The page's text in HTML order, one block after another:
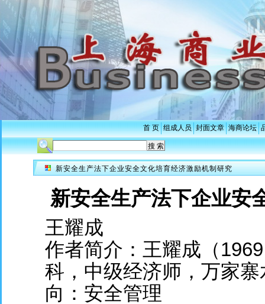
首 页 组成人员 封面文章 海商论坛
新安全生产法下企业安全文化培育经济激励机制研究
新安全生产法下企业安
王耀成
作者简介：王耀成（
科，中级经济师，万家
向：安全管理